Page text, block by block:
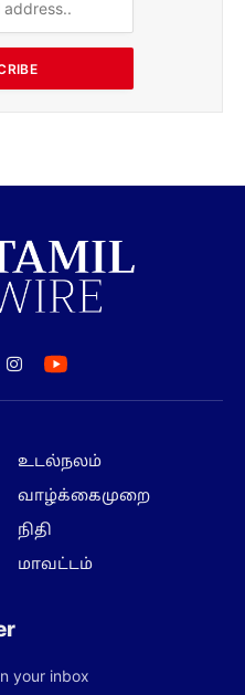
Instagram
உடல்நலம்
வாழ்க்கைமுறை
நிதி
மாவட்டம்
your inbox